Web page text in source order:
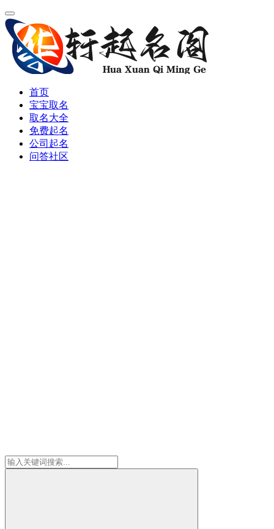
首页
宝宝取名
取名大全
免费起名
公司起名
问答社区